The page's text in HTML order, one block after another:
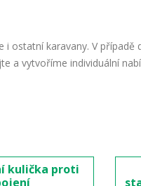
i ostatní karavany. V případě
a vytvoříme individuální
kulička proti